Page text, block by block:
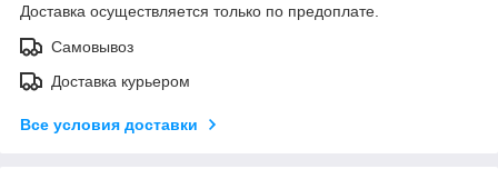
Доставка осуществляется только по предоплате.
Самовывоз
Доставка курьером
Все условия доставки